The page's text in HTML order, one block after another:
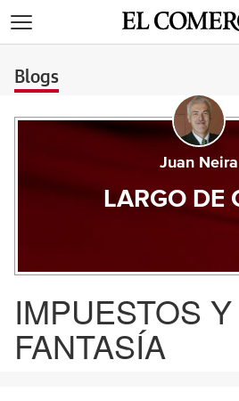
Blogs
Juan Neira
LARGO DE
IMPUESTOS Y
FANTASÍA